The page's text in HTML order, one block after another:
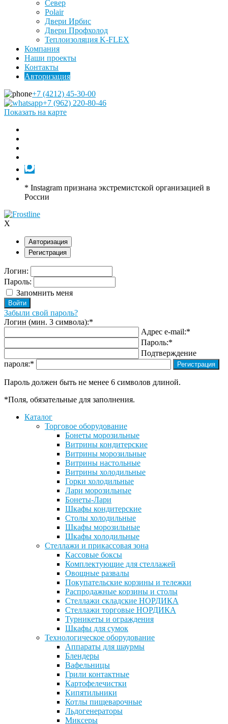
Север
Polair
Двери Ирбис
Двери Профхолод
Теплоизоляция K-FLEX
Компания
Наши проекты
Контакты
Авторизация
+7 (4212) 45-30-00
+7 (962) 220-80-46
Показать на карте
* Instagram признана экстремистской организацией в
России
X
Авторизация
Регистрация
Логин:
Пароль:
Запомнить меня
Забыли свой пароль?
Логин (мин. 3 символа):*
Адрес e-mail:*
Пароль:*
Подтверждение
пароля:*
Пароль должен быть не менее 6 символов длиной.
*Поля, обязательные для заполнения.
Каталог
Торговое оборудование
Бонеты морозильные
Витрины кондитерские
Витрины морозильные
Витрины настольные
Витрины холодильные
Горки холодильные
Лари морозильные
Бонеты-Лари
Шкафы кондитерские
Столы холодильные
Шкафы морозильные
Шкафы холодильные
Стеллажи и прикассовая зона
Кассовые боксы
Комплектующие для стеллажей
Овощные развалы
Покупательские корзины и тележки
Распродажные корзины и столы
Стеллажи складские НОРДИКА
Стеллажи торговые НОРДИКА
Турникеты и ограждения
Шкафы для сумок
Технологическое оборудование
Аппараты для шаурмы
Блендеры
Вафельницы
Грили контактные
Картофелечистки
Кипятильники
Котлы пищеварочные
Льдогенераторы
Миксеры